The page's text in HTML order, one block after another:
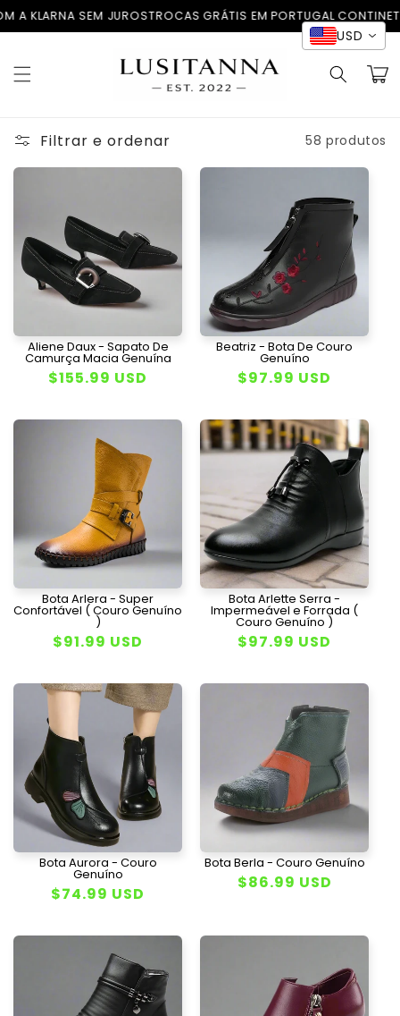
Read
Privacy
para o
conteúdo
SEM JUROSTROCAS GRÁTIS EM PORTUGAL CONTINETAL I
Filtrar e ordenar 58 produtos
Aliene Daux - Sapato De
Camurça Macia Genuína
Preço
$155.99 USD
Beatriz - Bota De Couro
Genuíno
Preço
$97.99 USD
Bota Arlera - Super
Confortável ( Couro Genuíno
)
Preço
$91.99 USD
Bota Arlette Serra -
Impermeável e Forrada (
Couro Genuíno )
Preço
$97.99 USD
Bota Aurora - Couro
Genuíno
Preço
$74.99 USD
Bota Berla - Couro Genuíno
Preço
$86.99 USD
USD